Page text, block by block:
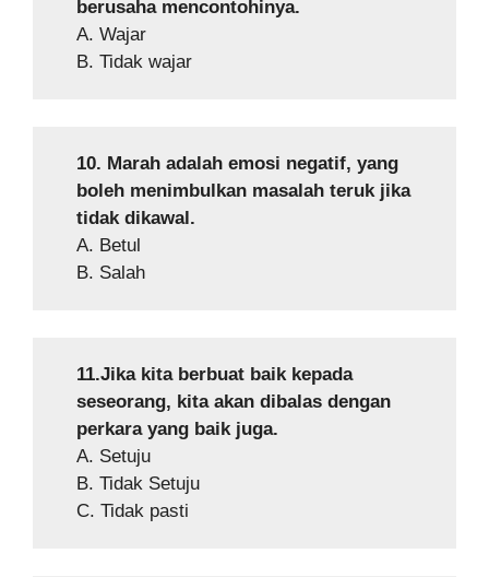
berusaha mencontohinya.
A. Wajar
B. Tidak wajar
10. Marah adalah emosi negatif, yang
boleh menimbulkan masalah teruk jika
tidak dikawal.
A. Betul
B. Salah
11.Jika kita berbuat baik kepada
seseorang, kita akan dibalas dengan
perkara yang baik juga.
A. Setuju
B. Tidak Setuju
C. Tidak pasti